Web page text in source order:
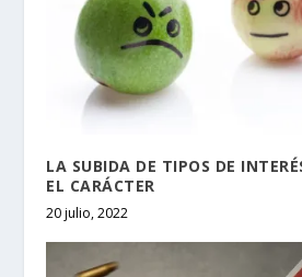
LA SUBIDA DE TIPOS DE
EL CARÁCTER
20 julio, 2022